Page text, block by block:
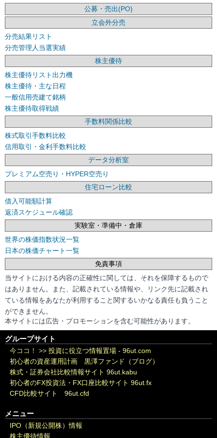
公募・売出(PO)
立会外分売
分売結果リスト
分売管理人当選実績
株主優待
株主優待リスト出力機
株主優待・主な日程
一般信用売建て銘柄
株主優待取得戦績
手数料関係比較
株式取引手数料比較
信用取引・金利手数料比較
データ分析室
プレミアム空売り・HYPER空売り
住宅ローン比較
借入可能額計算
返済スケジュール確認
実験室・準備中・倉庫
世界の株価指数状況一覧
日本の株価チャート一覧
免責事項
当サイトにおける内容の正確性に関しては、それを保障するもので
はありません。また、記載されている情報や、リンク先に記載され
ている情報をあなたが利用すること関するいかなる責任も負うこと
ができません。
本サイトには広告・プロモーションを含む可能性があります。
グループサイト
今ココ！ >> 投資に役立つ情報置場 - 96ut.com
初心者の資産運用計画 黒澤ファンド（ブログ）
株式・証券会社比較情報サイト 96ut.kabu
初心者のFX投資法・FX口座比較サイト 96ut.fx
CFD比較サイト 96ut.cfd
メニュー
IPO（新規公開株）情報
株主優待情報